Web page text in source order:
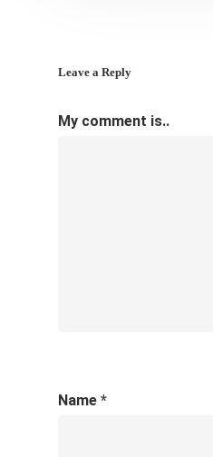
Leave a Reply
My comment is..
Name *